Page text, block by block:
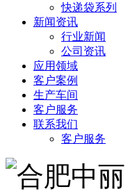
快递袋系列
新闻资讯
行业新闻
公司资讯
应用领域
客户案例
生产车间
客户服务
联系我们
客户服务